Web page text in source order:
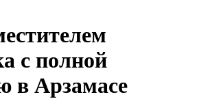
с полной
в Арзамасе